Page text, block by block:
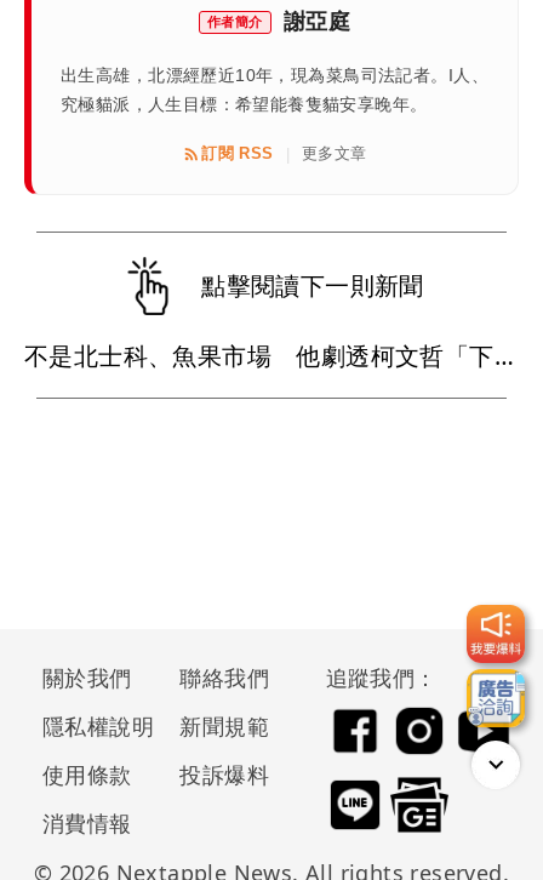
作者簡介 謝亞庭
出生高雄，北漂經歷近10年，現為菜鳥司法記者。I人、
究極貓派，人生目標：希望能養隻貓安享晚年。
訂閱 RSS | 更多文章
點擊閱讀下一則新聞
不是北士科、魚果市場 他劇透柯文哲「下一案」將引爆！
關於我們
聯絡我們
隱私權說明
新聞規範
使用條款
投訴爆料
消費情報
追蹤我們：
© 2026 Nextapple News. All rights reserved.